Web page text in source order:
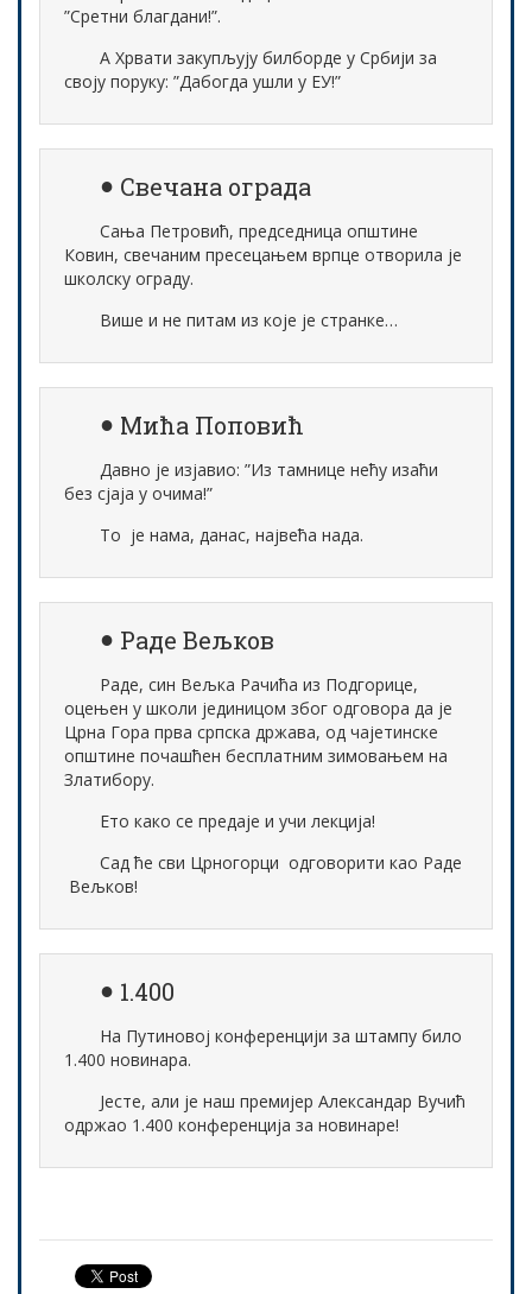
”Сретни благдани!”.
А Хрвати закупљују билборде у Србији за
своју поруку: ”Дабогда ушли у ЕУ!”
Свечана ограда
Сања Петровић, председница општине
Ковин, свечаним пресецањем врпце отворила је
школску ограду.
Више и не питам из које је странке…
Мића Поповић
Давно је изјавио: ”Из тамнице нећу изаћи
без сјаја у очима!”
То је нама, данас, највећа нада.
Раде Вељков
Раде, син Вељка Рачића из Подгорице,
оцењен у школи јединицом због одговора да је
Црна Гора прва српска држава, од чајетинске
општине почашћен бесплатним зимовањем на
Златибору.
Ето како се предаје и учи лекција!
Сад ће сви Црногорци одговорити као Раде
Вељков!
1.400
На Путиновој конференцији за штампу било
1.400 новинара.
Јесте, али је наш премијер Александар Вучић
одржао 1.400 конференција за новинаре!